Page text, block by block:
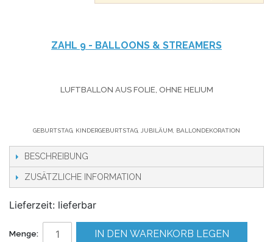
ZAHL 9 - BALLOONS & STREAMERS
LUFTBALLON AUS FOLIE, OHNE HELIUM
GEBURTSTAG, KINDERGEBURTSTAG, JUBILÄUM, BALLONDEKORATION
BESCHREIBUNG
ZUSÄTZLICHE INFORMATION
Lieferzeit: lieferbar
Menge: IN DEN WARENKORB LEGEN